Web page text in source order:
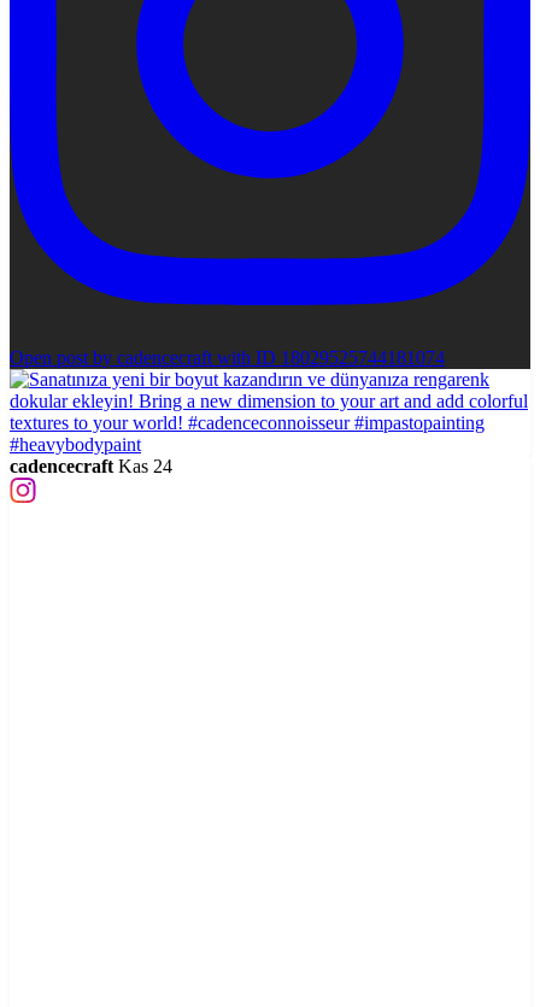
Open post by cadencecraft with ID 18029525744181074
cadencecraft Kas 24